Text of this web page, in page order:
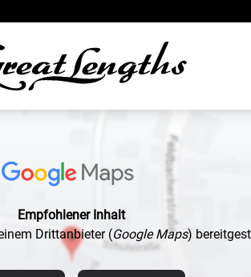
Empfohlener Inhalt
Drittanbieter (Google Maps)